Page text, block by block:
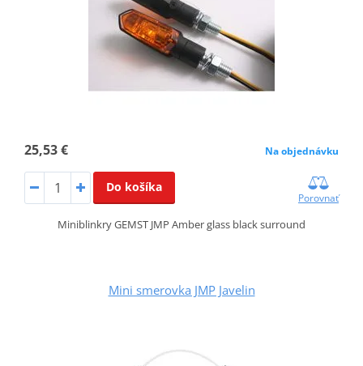
25,53 € Na objednávku
Do košíka
Porovnať
Miniblinkry GEMST JMP Amber glass black surround
Mini smerovka JMP Javelin